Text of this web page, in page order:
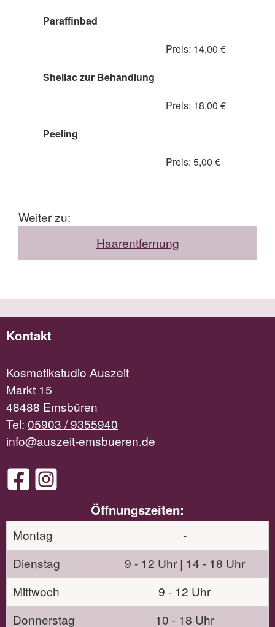
Paraffinbad
Preis: 14,00 €
Shellac zur Behandlung
Preis: 18,00 €
Peeling
Preis: 5,00 €
Weiter zu:
Haarentfernung
Kontakt
Kosmetikstudio Auszeit
Markt 15
48488 Emsbüren
Tel: 05903 / 9355940
info@auszeit-emsbueren.de
Öffnungszeiten:
Montag
-
Dienstag
9 - 12 Uhr | 14 - 18 Uhr
Mittwoch
9 - 12 Uhr
Donnerstag
10 - 18 Uhr